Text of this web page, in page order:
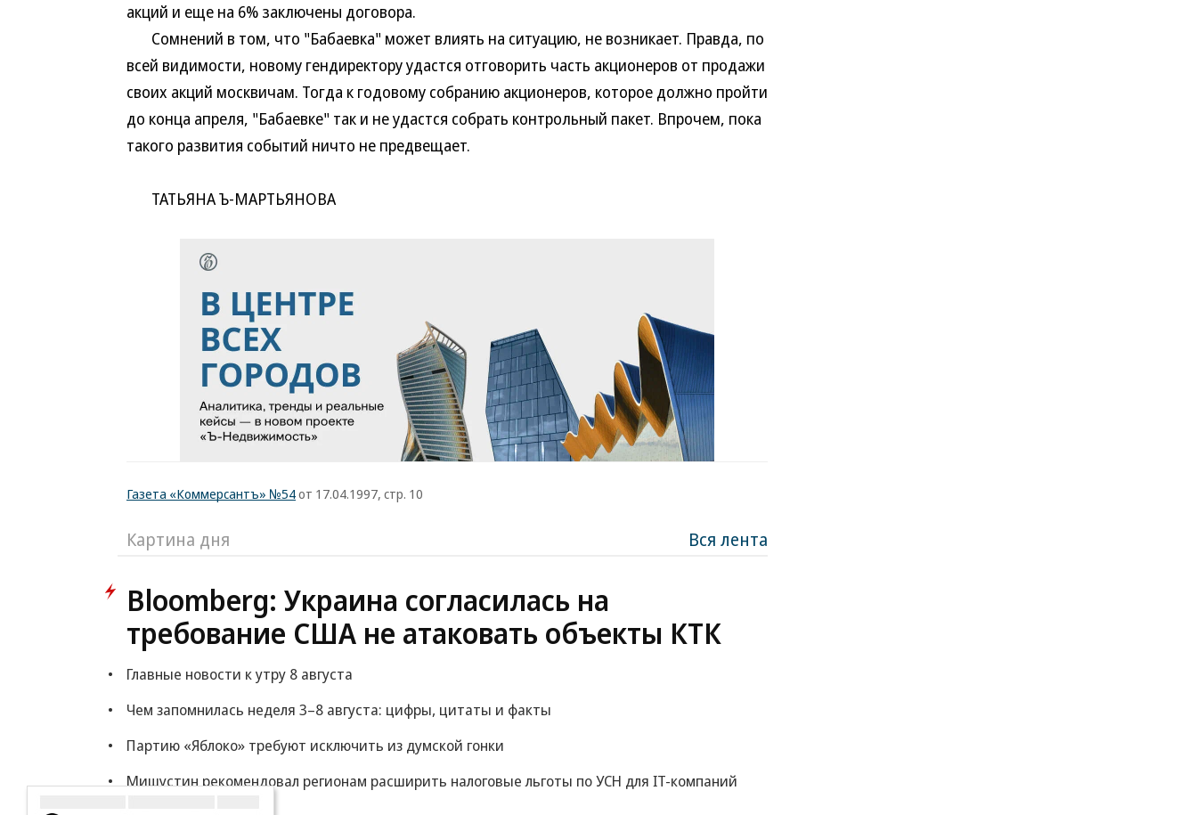
акций и еще на 6% заключены договора.
Сомнений в том, что "Бабаевка" может влиять на ситуацию, не возникает. Правда, по
всей видимости, новому гендиректору удастся отговорить часть акционеров от продажи
своих акций москвичам. Тогда к годовому собранию акционеров, которое должно пройти
до конца апреля, "Бабаевке" так и не удастся собрать контрольный пакет. Впрочем, пока
такого развития событий ничто не предвещает.
ТАТЬЯНА Ъ-МАРТЬЯНОВА
Газета «Коммерсантъ» №54от 17.04.1997, стр. 10
Картина дня Вся лента
Bloomberg: Украина согласилась на
требование США не атаковать объекты КТК
Главные новости к утру 8 августа
Чем запомнилась неделя 3–8 августа: цифры, цитаты и факты
Партию «Яблоко» требуют исключить из думской гонки
Мишустин рекомендовал регионам расширить налоговые льготы по УСН для IT-компаний